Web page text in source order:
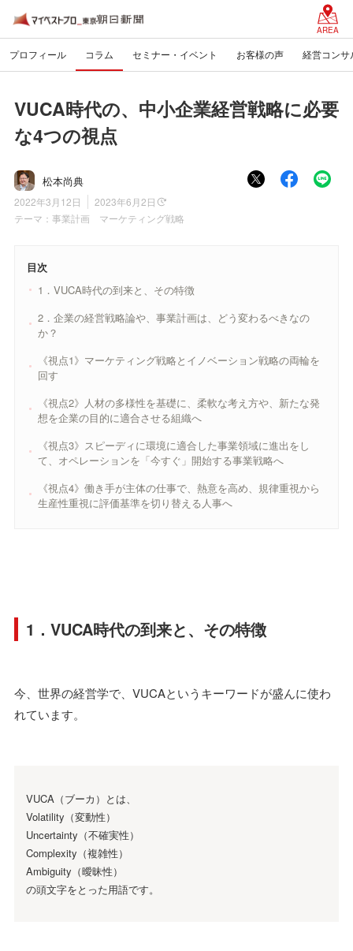
AREA
プロフィール コラム セミナー・イベント お客様の声 経営コンサ
VUCA時代の、中小企業経営戦略に必要
な4つの視点
松本尚典
2022年3月12日
2023年6月2日
テーマ： 事業計画 マーケティング戦略
目次
1．VUCA時代の到来と、その特徴
2．企業の経営戦略論や、事業計画は、どう変わるべきなの
か？
《視点1》マーケティング戦略とイノベーション戦略の両輪を
回す
《視点2》人材の多様性を基礎に、柔軟な考え方や、新たな発
想を企業の目的に適合させる組織へ
《視点3》スピーディに環境に適合した事業領域に進出をし
て、オペレーションを「今すぐ」開始する事業戦略へ
《視点4》働き手が主体の仕事で、熱意を高め、規律重視から
生産性重視に評価基準を切り替える人事へ
1．VUCA時代の到来と、その特徴
今、世界の経営学で、VUCAというキーワードが盛んに使わ
れています。
VUCA（ブーカ）とは、
Volatility（変動性）
Uncertainty（不確実性）
Complexity（複雑性）
Ambiguity（曖昧性）
の頭文字をとった用語です。